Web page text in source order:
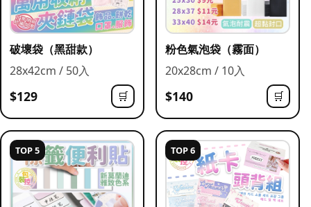
破壞袋（黑甜款）
28x42cm / 50入
$129 🛒
粉色氣泡袋（霧面）
20x28cm / 10入
$140 🛒
TOP 5 TOP 6